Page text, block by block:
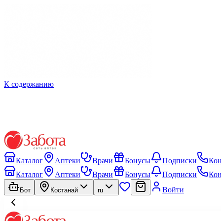
К содержанию
Каталог Аптеки Врачи Бонусы Подписки
Каталог
Аптеки Врачи Бонусы Подписки
Бот Костанай ru Войти